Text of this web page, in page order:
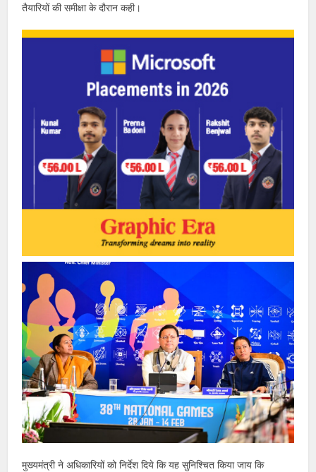
तैयारियों की समीक्षा के दौरान कही।
मुख्यमंत्री ने अधिकारियों को निर्देश दिये कि यह सुनिश्चित किया जाय कि